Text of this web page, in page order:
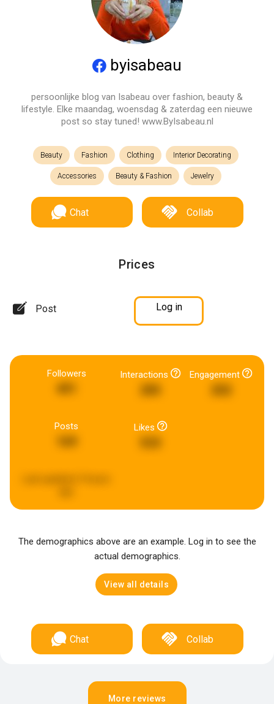
byisabeau
persoonlijke blog van Isabeau over fashion, beauty &
lifestyle. Elke maandag, woensdag & zaterdag een nieuwe
post so stay tuned! www.ByIsabeau.nl
Beauty Fashion Clothing Interior Decorating
Accessories Beauty & Fashion Jewelry
Chat Collab
Prices
Post Log in
Followers Interactions
285
Engagement
Posts Likes
The demographics above are an example. Log in to see the
actual demographics.
View all details
Chat Collab
More reviews